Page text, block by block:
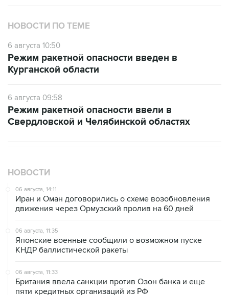
НОВОСТИ ПО ТЕМЕ
6 августа 10:50
Режим ракетной опасности введен в
Курганской области
6 августа 09:58
Режим ракетной опасности ввели в
Свердловской и Челябинской областях
НОВОСТИ
06 августа, 14:11
Иран и Оман договорились о схеме возобновления
движения через Ормузский пролив на 60 дней
06 августа, 11:35
Японские военные сообщили о возможном пуске
КНДР баллистической ракеты
06 августа, 11:33
Британия ввела санкции против Озон банка и еще
пяти кредитных организаций из РФ